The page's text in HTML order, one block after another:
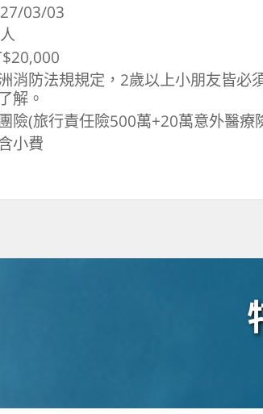
03/03
消防法規規定，2歲以上小朋友皆必
解。
險(旅行責任險500萬+20萬意外醫療
小費